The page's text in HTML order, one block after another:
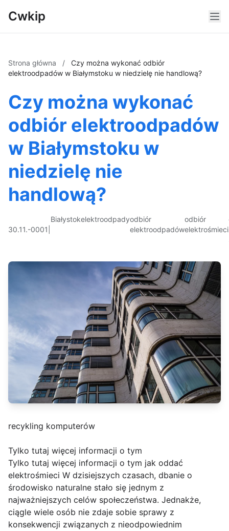
Cwkip
Strona główna /
Czy można wykonać odbiór
elektroodpadów w Białymstoku w niedzielę nie handlową?
Czy można wykonać
odbiór elektroodpadów
w Białymstoku w
niedzielę nie
handlową?
30.11.-0001
Białystokelektroodpadyodbiór
elektroodpadów
odbiór
elektrośmieci
recykling komputerów
Tylko tutaj więcej informacji o tym
Tylko tutaj więcej informacji o tym jak oddać
elektrośmieci W dzisiejszych czasach, dbanie o
środowisko naturalne stało się jednym z
najważniejszych celów społeczeństwa. Jednakże,
ciągle wiele osób nie zdaje sobie sprawy z
konsekwencji związanych z nieodpowiednim